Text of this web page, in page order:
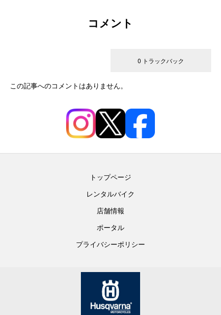
コメント
0 トラックバック
この記事へのコメントはありません。
トップページ
レンタルバイク
店舗情報
ポータル
プライバシーポリシー